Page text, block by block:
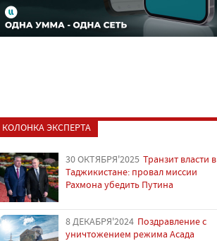
КОЛОНКА ЭКСПЕРТА
30 ОКТЯБРЯ'2025 Транзит власти в
Таджикистане: провал миссии
Рахмона убедить Путина
8 ДЕКАБРЯ'2024 Поздравление с
уничтожением режима Асада